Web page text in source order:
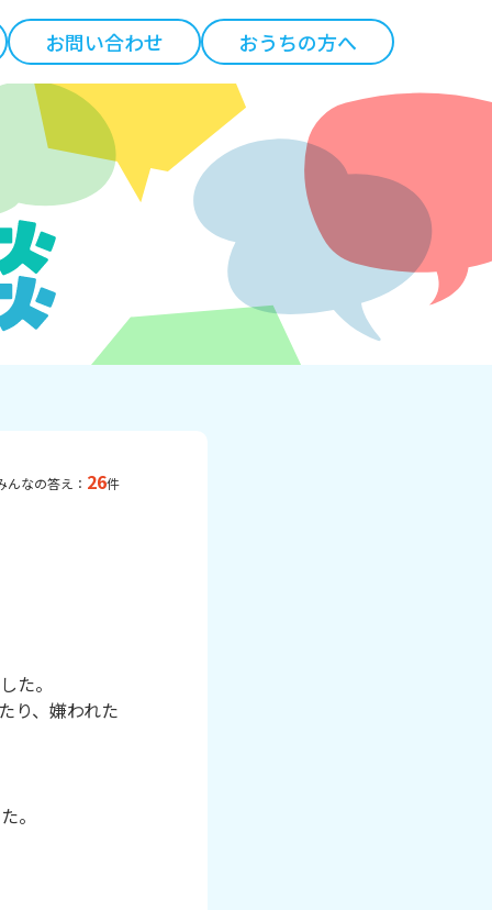
お問い合わせ おうちの方へ
んなの答え： 26件
た。
り、嫌われた
。